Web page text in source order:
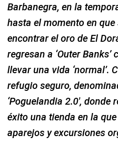
Barbanegra, en la
hasta el momento en
encontrar el oro de El
regresan a ‘Outer
llevar una vida ‘normal’.
refugio seguro,
‘Poguelandia 2.0′,
éxito una tienda en la
aparejos y excursiones